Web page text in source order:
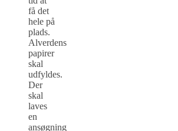
få det
hele på
plads.
Alverdens
papirer
skal
udfyldes.
Der
skal
laves
en
ansøgning